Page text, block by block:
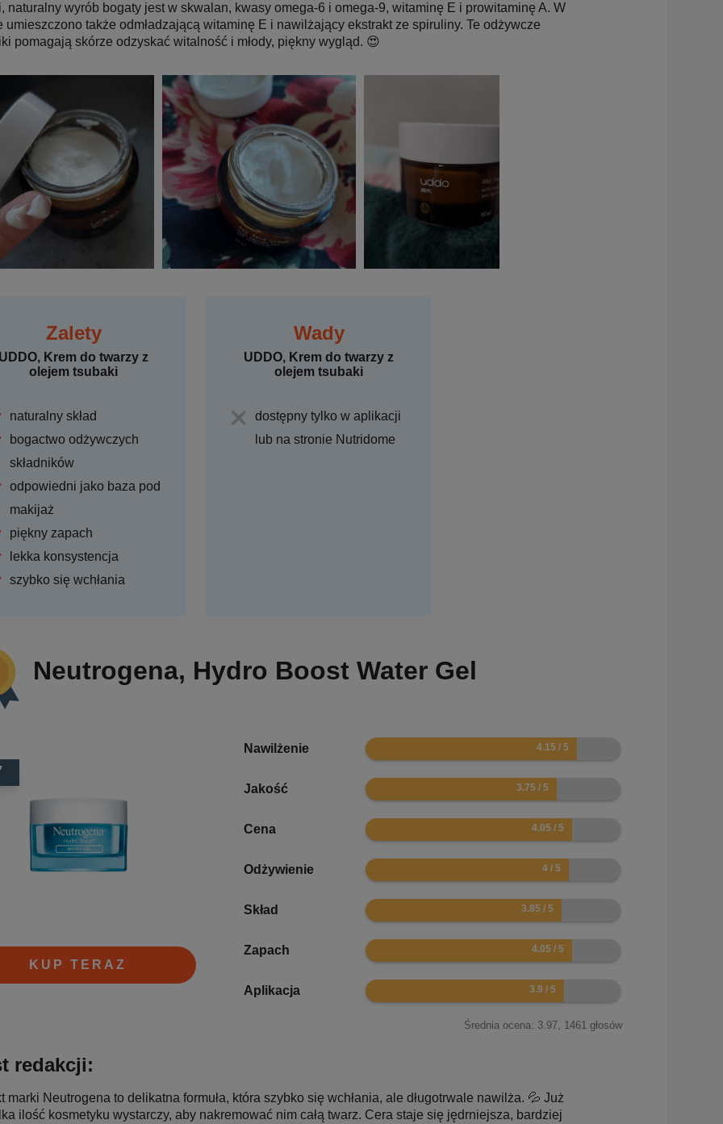
naturalny wyrób bogaty jest w skwalan, kwasy omega-6 i omega-9, witaminę E i prowitaminę A. W
umieszczono także odmładzającą witaminę E i nawilżający ekstrakt ze spiruliny. Te odżywcze
pomagają skórze odzyskać witalność i młody, piękny wygląd. 😍
Zalety
Krem do twarzy z
olejem tsubaki
naturalny skład
bogactwo odżywczych
składników
odpowiedni jako baza pod
makijaż
piękny zapach
lekka konsystencja
szybko się wchłania
Wady
UDDO, Krem do twarzy z
olejem tsubaki
dostępny tylko w aplikacji
lub na stronie Nutridome
Neutrogena, Hydro Boost Water Gel
KUP TERAZ
Nawilżenie 8.3
Jakość 7.5
Cena 8.1
Odżywienie 8
Skład 7.7
Zapach 8.1
Aplikacja 7.8
Średnia ocena: 3.97, 1461głosów
redakcji:
marki Neutrogena to delikatna formuła, która szybko się wchłania, ale długotrwale nawilża. 💦 Już
ilość kosmetyku wystarczy, aby nakremować nim całą twarz. Cera staje się jędrniejsza, bardziej